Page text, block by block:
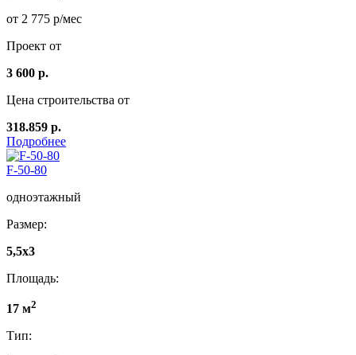
от 2 775 р/мес
Проект от
3 600 р.
Цена строительства от
318.859 р.
Подробнее
F-50-80
одноэтажный
Размер:
5,5x3
Площадь:
17 м2
Тип: